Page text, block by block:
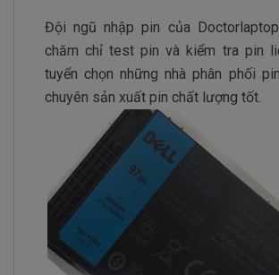
Đội ngũ nhập pin của
chăm chỉ test pin và kiểm tra pin
tuyển chọn những nhà phân phối
chuyên sản xuất pin chất lượng tốt.